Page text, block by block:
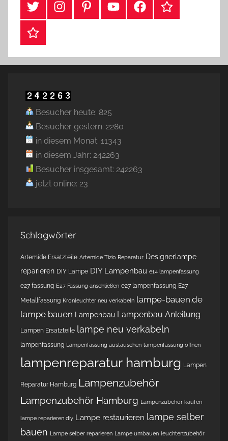
#TwitterInstagramPinterestYouTubeFacebookTikTok
Webshop
Besucher heute: 825
Besucher gestern: 2280
in diesem Monat: 11343
in diesem Jahr: 242263
Besucher insgesamt: 242263
jetzt online: 23
Schlagwörter
Artemide Ersatzteile Artemide Tizio Reparatur Designerlampe
reparieren DIY Lampe DIY Lampenbau e14 lampenfassung
e27 fassung E27 Fassung anschließen e27 lampenfassung E27
Metallfassung Kronleuchter neu verkabeln lampe-bauen.de
lampe bauen
Lampenbau Lampenbau Anleitung
Lampen Ersatzteile lampe neu verkabeln
lampenfassung Lampenfassung austauschen lampenfassung öffnen
lampenreparatur hamburg Lampen
Reparatur Hamburg Lampenzubehör
Lampenzubehör Hamburg Lampenzubehör kaufen
lampe reparieren diy Lampe restaurieren lampe selber
bauen Lampe selber reparieren Lampe umbauen leuchtenzubehör